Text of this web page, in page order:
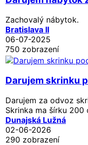
Zachovalý nábytok.
Bratislava II
06-07-2025
750 zobrazení
Darujem skrinku
Darujem za odvoz
Skrinka ma šírku 200
Dunajská Lužná
02-06-2026
290 zobrazení